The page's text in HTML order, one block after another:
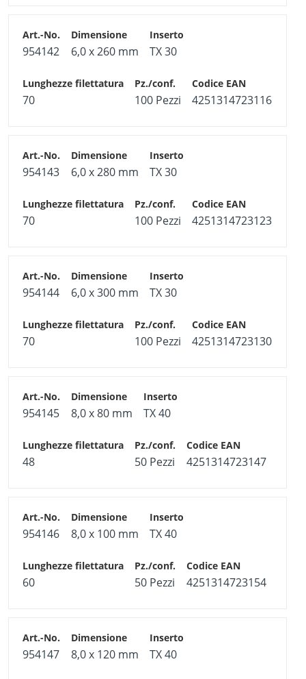
954142 6,0 x 260 mm TX 30
70 100 Pezzi 4251314723116
954143 6,0 x 280 mm TX 30
70 100 Pezzi 4251314723123
954144 6,0 x 300 mm TX 30
70 100 Pezzi 4251314723130
954145 8,0 x 80 mm TX 40
48 50 Pezzi 4251314723147
954146 8,0 x 100 mm TX 40
60 50 Pezzi 4251314723154
954147 8,0 x 120 mm TX 40